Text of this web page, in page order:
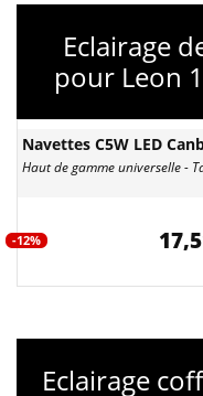
Eclairage
pour Leon
Navettes C5W LED
Haut de gamme universelle -
-12%
Eclairage